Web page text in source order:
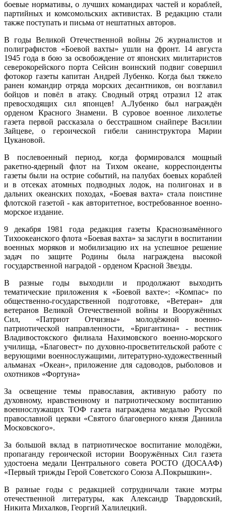
боевые нормативы, о лучших командирах частей и кораблей,
партийных и комсомольских активистах. В редакцию стали
также поступать и письма от нештатных авторов.
В годы Великой Отечественной войны 26 журналистов и
полиграфистов «Боевой вахты» ушли на фронт. 14 августа
1945 года в бою за освобождение от японских милитаристов
северокорейского порта Сейсин воинский подвиг совершил
фотокор газеты капитан Андрей Лубенко. Когда был тяжело
ранен командир отряда морских десантников, он возглавил
бойцов и повёл в атаку. Сводный отряд отразил 12 атак
превосходящих сил японцев! А.Лубенко был награждён
орденом Красного Знамени. В суровое военное лихолетье
газета первой рассказала о бесстрашном снайпере Василии
Зайцеве, о героической гибели санинструктора Марии
Цукановой.
В послевоенный период, когда формировался мощный
ракетно-ядерный флот на Тихом океане, корреспонденты
газеты были на острие событий, на палубах боевых кораблей
и в отсеках атомных подводных лодок, на полигонах и в
дальних океанских походах, «Боевая вахта» стала поистине
флотской газетой - как авторитетное, востребованное военно-
морское издание.
9 декабря 1981 года редакция газеты Краснознамённого
Тихоокеанского флота «Боевая вахта» за заслуги в воспитании
военных моряков и мобилизацию их на успешное решение
задач по защите Родины была награждена высокой
государственной наградой - орденом Красной Звезды.
В разные годы выходили и продолжают выходить
тематические приложения к «Боевой вахте»: «Компас» по
общественно-государственной подготовке, «Ветеран» для
ветеранов Великой Отечественной войны и Вооружённых
Сил, «Патриот Отчизны» молодёжной военно-
патриотической направленности, «Бригантина» - вестник
Владивостокского филиала Нахимовского военно-морского
училища, «Благовест» по духовно-просветительской работе с
верующими военнослужащими, литературно-художественный
альманах «Океан», приложение для садоводов, рыболовов и
охотников «Фортуна»
За освещение темы православия, активную работу по
духовному, нравственному и патриотическому воспитанию
военнослужащих ТОФ газета награждена медалью Русской
православной церкви «Святого благоверного князя Даниила
Московского».
За большой вклад в патриотическое воспитание молодёжи,
пропаганду героической истории Вооружённых Сил газета
удостоена медали Центрального совета РОСТО (ДОСААФ)
«Первый трижды Герой Советского Союза А.Покрышкин».
В разные годы с редакцией сотрудничали такие мэтры
отечественной литературы, как Александр Твардовский,
Никита Михалков, Георгий Халилецкий.